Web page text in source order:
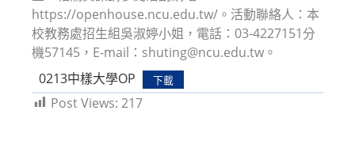
https://openhouse.ncu.edu.tw/。活動聯絡人：本
校教務處招生組吳淑婷小姐，電話：03-4227151分
機57145，E-mail：shuting@ncu.edu.tw。
0213中樣大學OP
下載
Post Views: 217